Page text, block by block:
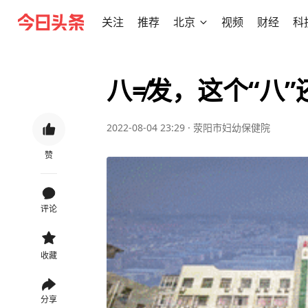
关注 推荐 北京 视频 财经 科
赞
评论
收藏
分享
八≠发，这个“八
2022-08-04 23:29 · 荥阳市妇幼保健院